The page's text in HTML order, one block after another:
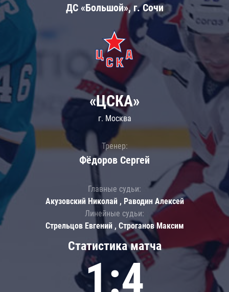
ДС «Большой», г. Сочи
Статистика матча
1:4
«ЦСКА»
г. Москва
Тренер:
Фёдоров Сергей
Главные судьи:
Акузовский Николай , Раводин Алексей
Линейные судьи:
Стрельцов Евгений , Строганов Максим